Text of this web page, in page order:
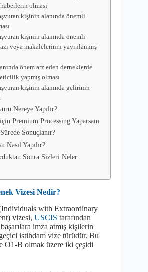
olması
kişinin alanında önemli
kişinin alanında önemli
veya makalelerinin yayınlanmış
önem arz eden derneklerde
yapmış olması
kişinin alanında gelirinin
Nereye Yapılır?
Premium Processing Yaparsam
Sonuçlanır?
Nasıl Yapılır?
Sonra Sizleri Neler
Vizesi Nedir?
with Extraordinary
vizesi, USCIS tarafından
imza atmış kişilerin
istihdam vize türüdür. Bu
O1-B olmak üzere iki çeşidi